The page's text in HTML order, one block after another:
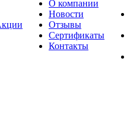
О компании
Новости
Отзывы
Сертификаты
Контакты